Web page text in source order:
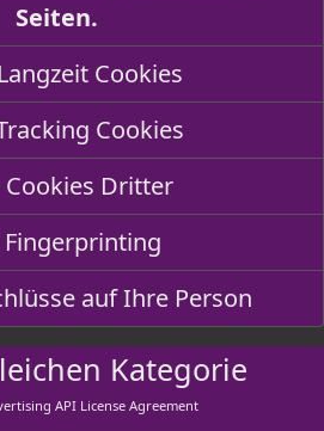
Seiten.
Cookies
Cookies
Cookies Dritter
auf Ihre Person
Kategorie
API License Agreement